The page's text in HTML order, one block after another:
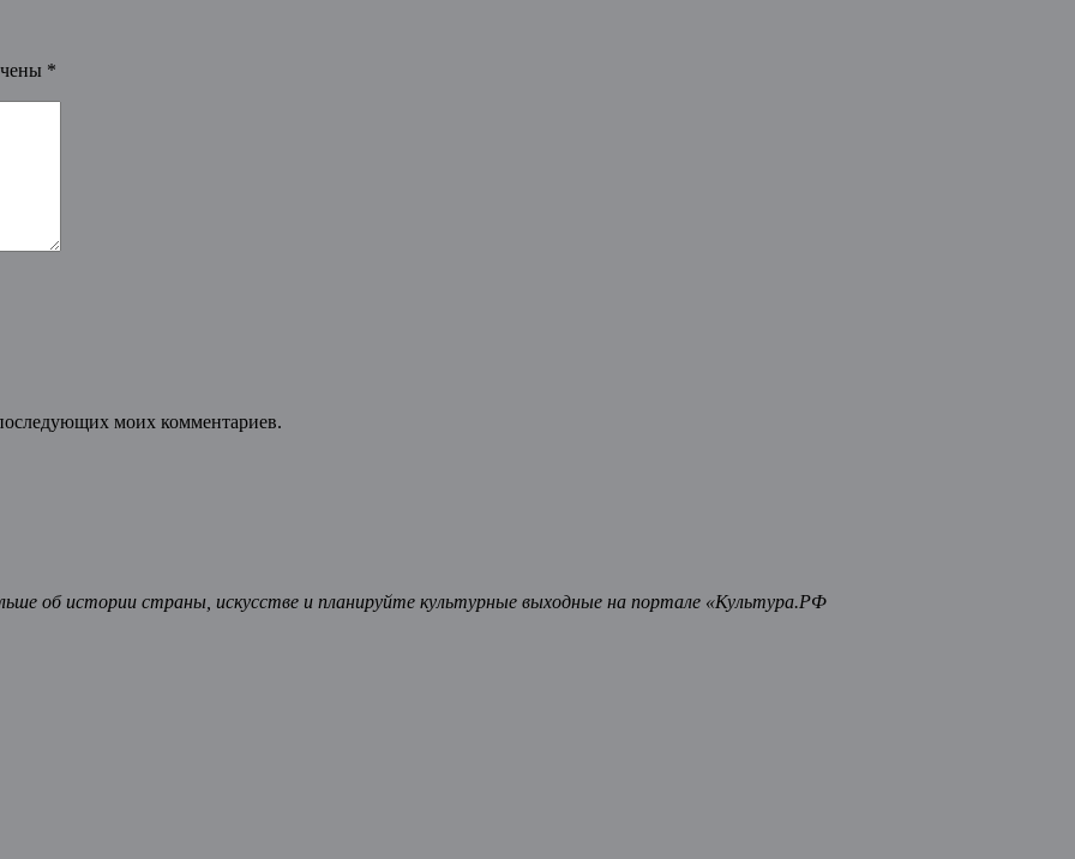
*
моих комментариев.
об истории страны, искусстве и планируйте культурные выходные на портале «Культура.РФ